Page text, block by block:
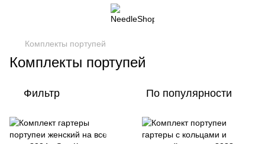
Комплекты портупей
Комплекты портупей
Фильтр По популярности